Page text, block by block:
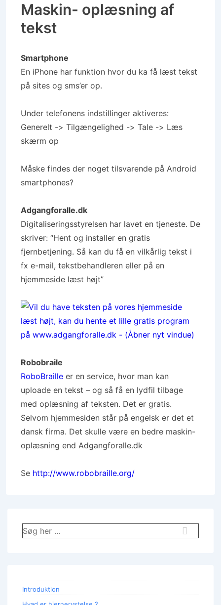
Maskin- oplæsning af
tekst
Smartphone
En iPhone har funktion hvor du ka få læst tekst
på sites og sms’er op.
Under telefonens indstillinger aktiveres:
Generelt -> Tilgængelighed -> Tale -> Læs
skærm op
Måske findes der noget tilsvarende på Android
smartphones?
Adgangforalle.dk
Digitaliseringsstyrelsen har lavet en tjeneste. De
skriver: “Hent og installer en gratis
fjernbetjening. Så kan du få en vilkårlig tekst i
fx e-mail, tekstbehandleren eller på en
hjemmeside læst højt”
Robobraile
RoboBraille er en service, hvor man kan
uploade en tekst – og så få en lydfil tilbage
med oplæsning af teksten. Det er gratis.
Selvom hjemmesiden står på engelsk er det et
dansk firma. Det skulle være en bedre maskin-
oplæsning end Adgangforalle.dk
Se http://www.robobraille.org/
Søg
efter:
Introduktion